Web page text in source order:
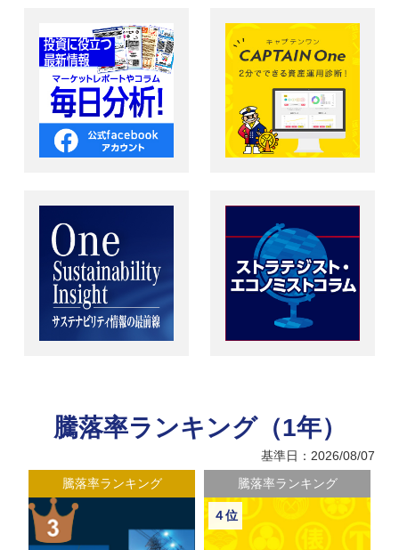
騰落率ランキング（1年）
基準日：2026/08/07
騰落率ランキング
騰落率ランキング
４位